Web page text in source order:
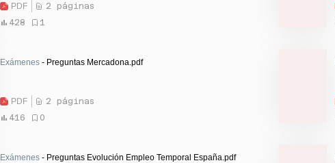
PDF
2 páginas
428
1
Exámenes - Preguntas Mercadona.pdf
PDF
2 páginas
416
0
Exámenes - Preguntas Evolución Empleo Temporal España.pdf